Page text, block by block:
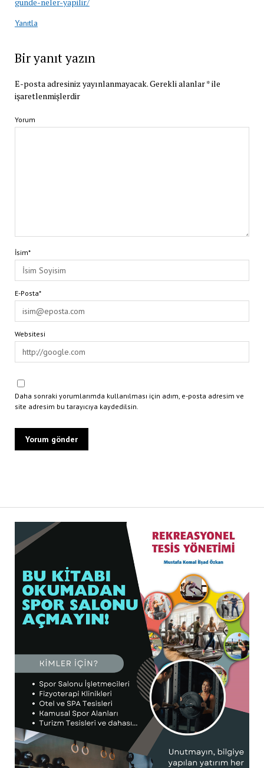
Yanıtla
Bir yanıt yazın
E-posta adresiniz yayınlanmayacak.Gerekli alanlar*ile
işaretlenmişlerdir
Yorum
İsim*
E-Posta*
Websitesi
Daha sonraki yorumlarımda kullanılması için adım, e-posta adresim ve
site adresim bu tarayıcıya kaydedilsin.